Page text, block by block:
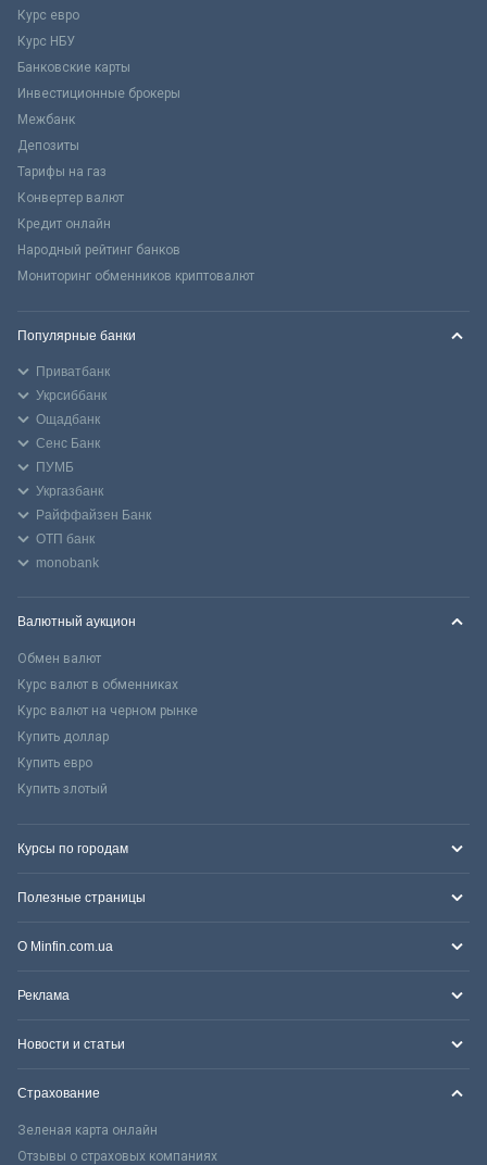
Курс евро
Курс НБУ
Банковские карты
Инвестиционные брокеры
Межбанк
Депозиты
Тарифы на газ
Конвертер валют
Кредит онлайн
Народный рейтинг банков
Мониторинг обменников криптовалют
Популярные банки
Приватбанк
Укрсиббанк
Ощадбанк
Сенс Банк
ПУМБ
Укргазбанк
Райффайзен Банк
ОТП банк
monobank
Валютный аукцион
Обмен валют
Курс валют в обменниках
Курс валют на черном рынке
Купить доллар
Купить евро
Купить злотый
Курсы по городам
Полезные страницы
О Minfin.com.ua
Реклама
Новости и статьи
Страхование
Зеленая карта онлайн
Отзывы о страховых компаниях